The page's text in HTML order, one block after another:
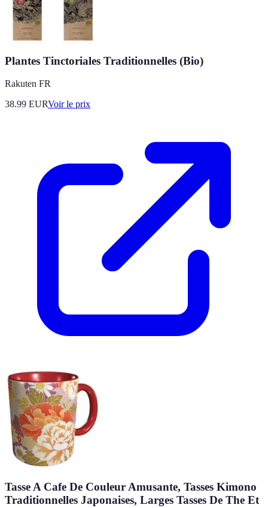
Plantes Tinctoriales Traditionnelles (Bio)
Rakuten FR
38.99 EURVoir le prix
Tasse A Cafe De Couleur Amusante, Tasses Kimono
Traditionnelles Japonaises, Larges Tasses De The Et